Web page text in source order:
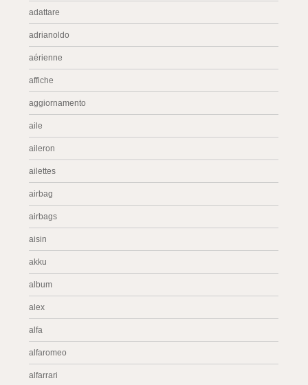
adattare
adrianoldo
aérienne
affiche
aggiornamento
aile
aileron
ailettes
airbag
airbags
aisin
akku
album
alex
alfa
alfaromeo
alfarrari